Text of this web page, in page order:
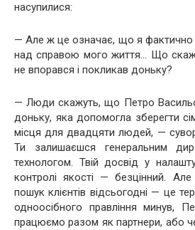
насупилися:
— Але ж це означає, що я фактично
над справою мого життя… Що
не впорався і покликав доньку?
— Люди скажуть, що Петро
доньку, яка допомогла зберегти
місця для двадцяти людей, —
Ти залишаєшся генеральним
технологом. Твій досвід у
контролі якості — безцінний. Але
пошук клієнтів відсьогодні — це
одноосібного правління минув,
працюємо разом як партнери, або